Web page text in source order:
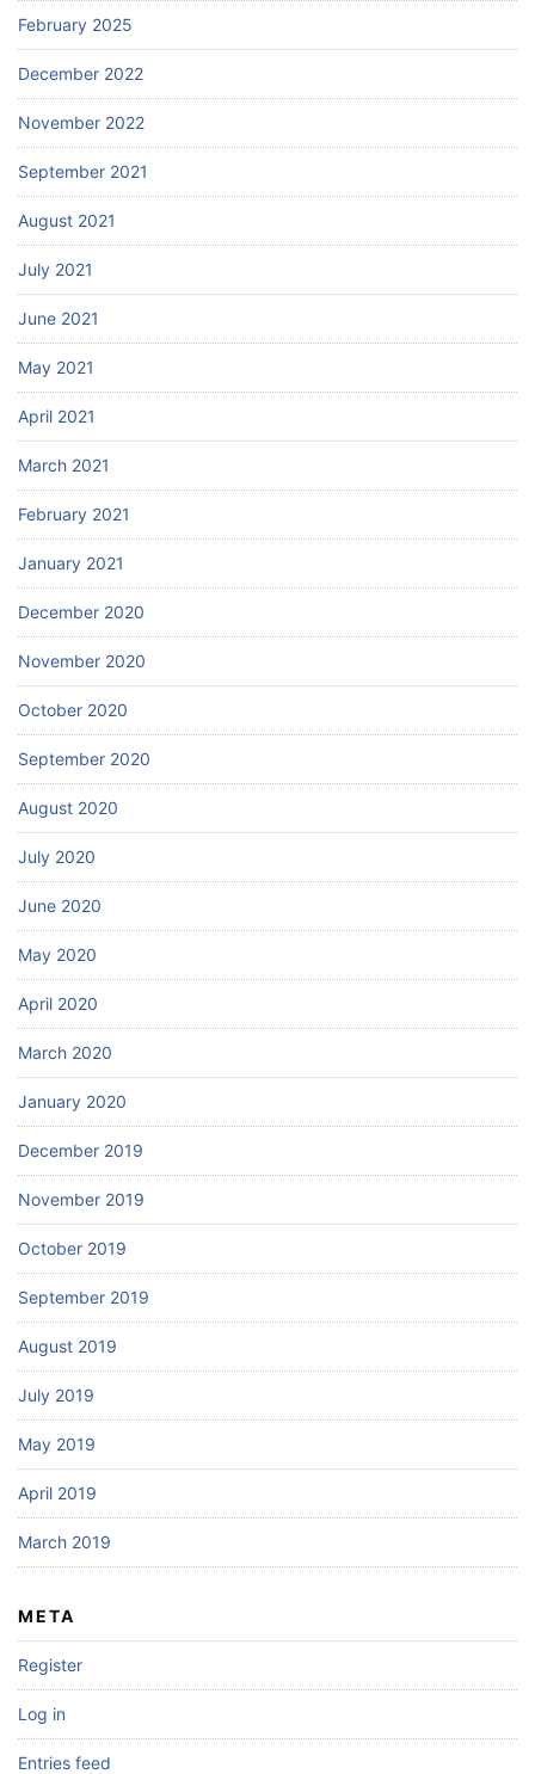
February 2025
December 2022
November 2022
September 2021
August 2021
July 2021
June 2021
May 2021
April 2021
March 2021
February 2021
January 2021
December 2020
November 2020
October 2020
September 2020
August 2020
July 2020
June 2020
May 2020
April 2020
March 2020
January 2020
December 2019
November 2019
October 2019
September 2019
August 2019
July 2019
May 2019
April 2019
March 2019
META
Register
Log in
Entries feed